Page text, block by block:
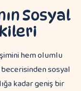
Sosyal
hem olumlu
sosyal
kadar geniş bir